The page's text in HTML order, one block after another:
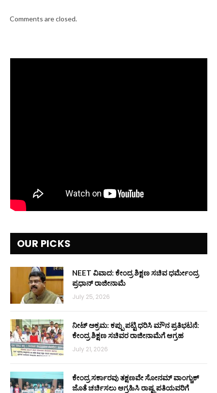
Comments are closed.
OUR PICKS
NEET ವಿವಾದ: ಕೇಂದ್ರ ಶಿಕ್ಷಣ ಸಚಿವ ಧರ್ಮೇಂದ್ರ
ಪ್ರಧಾನ್ ರಾಜೀನಾಮೆ
July 25, 2026
ನೀಟ್ ಅಕ್ರಮ: ಕಪ್ಪು ಪಟ್ಟಿ ಧರಿಸಿ ಮೌನ ಪ್ರತಿಭಟನೆ:
ಕೇಂದ್ರ ಶಿಕ್ಷಣ ಸಚಿವರ ರಾಜೀನಾಮೆಗೆ ಆಗ್ರಹ
July 21, 2026
ಕೇಂದ್ರ ಸರ್ಕಾರವು ತಕ್ಷಣವೇ ಸೋನಮ್ ವಾಂಗ್ಚುಕ್
ಜೊತೆ ಚರ್ಚಿಸಲು ಆಗ್ರಹಿಸಿ ರಾಷ್ಟ್ರಪತಿಯವರಿಗೆ